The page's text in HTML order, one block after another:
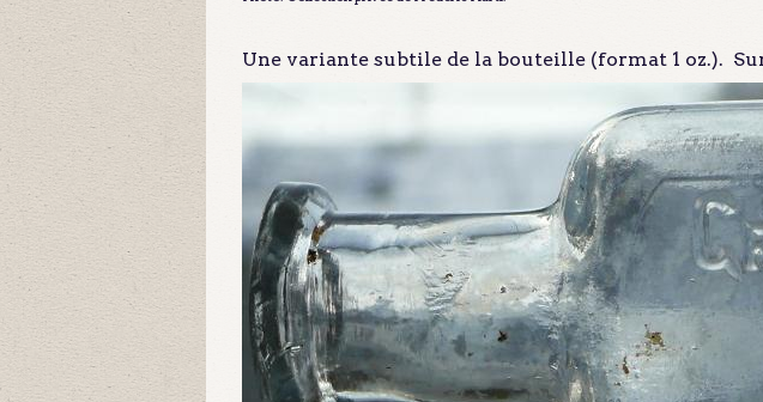
Une variante subtile de la bouteille (format 1 oz.).